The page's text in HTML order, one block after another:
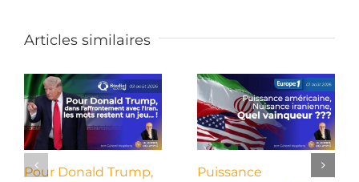
Articles similaires
Pour Donald Trump,
Puissance